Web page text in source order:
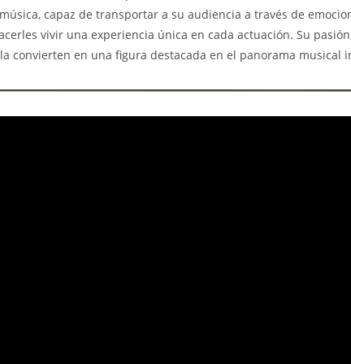
capaz de transportar a su audiencia a través de
vivir una experiencia única en cada actuación. Su
convierten en una figura destacada en el panorama musical